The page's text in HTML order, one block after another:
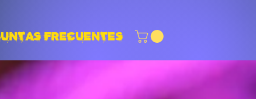
FRECUENTES